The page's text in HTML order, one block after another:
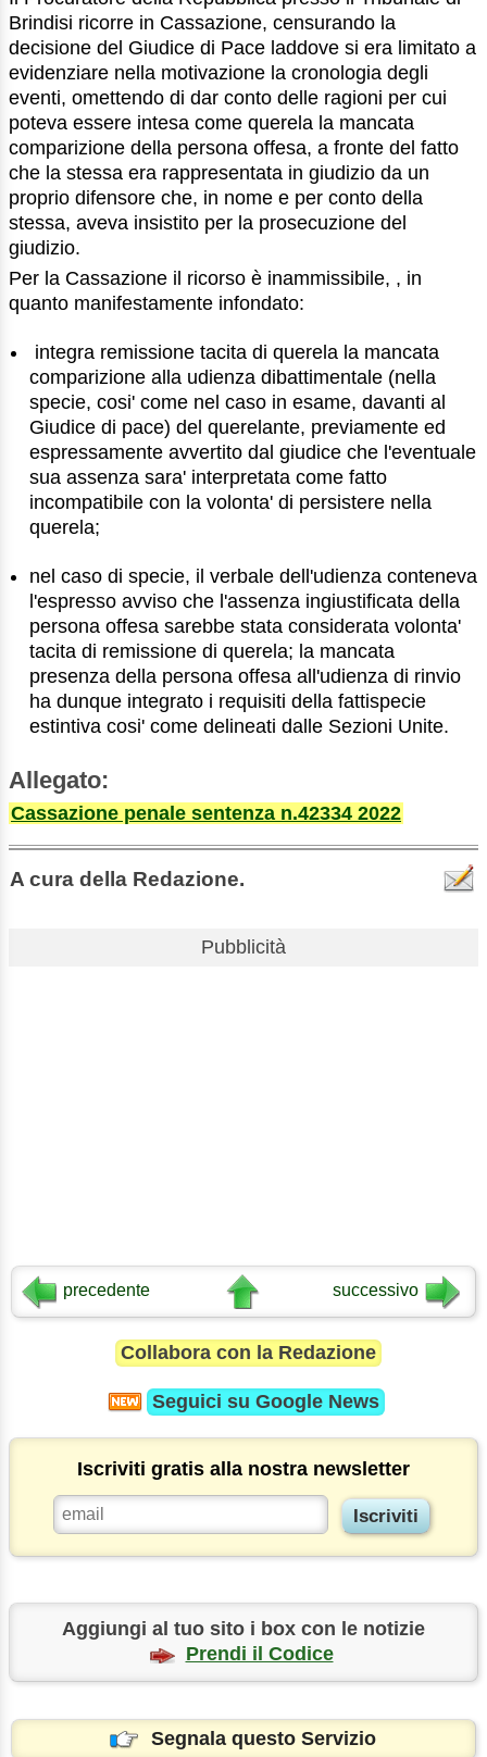
Brindisi ricorre in Cassazione, censurando la
decisione del Giudice di Pace laddove si era limitato a
evidenziare nella motivazione la cronologia degli
eventi, omettendo di dar conto delle ragioni per cui
poteva essere intesa come querela la mancata
comparizione della persona offesa, a fronte del fatto
che la stessa era rappresentata in giudizio da un
proprio difensore che, in nome e per conto della
stessa, aveva insistito per la prosecuzione del
giudizio.
Per la Cassazione il ricorso è inammissibile, , in
quanto manifestamente infondato:
integra remissione tacita di querela la mancata
comparizione alla udienza dibattimentale (nella
specie, cosi' come nel caso in esame, davanti al
Giudice di pace) del querelante, previamente ed
espressamente avvertito dal giudice che l'eventuale
sua assenza sara' interpretata come fatto
incompatibile con la volonta' di persistere nella
querela;
nel caso di specie, il verbale dell'udienza conteneva
l'espresso avviso che l'assenza ingiustificata della
persona offesa sarebbe stata considerata volonta'
tacita di remissione di querela; la mancata
presenza della persona offesa all'udienza di rinvio
ha dunque integrato i requisiti della fattispecie
estintiva cosi' come delineati dalle Sezioni Unite.
Allegato:
Cassazione penale sentenza n.42334 2022
A cura della Redazione.
Pubblicità
precedente successivo
Collabora con la Redazione
Seguici su Google News
Iscriviti gratis alla nostra newsletter
Aggiungi al tuo sito i box con le notizie
Prendi il Codice
Segnala questo Servizio